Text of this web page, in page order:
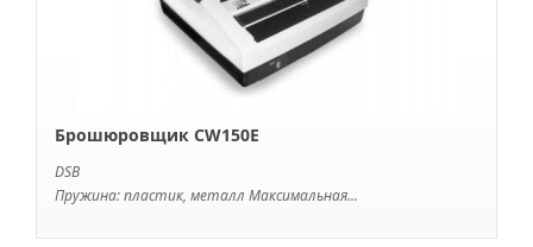
Брошюровщик CW150E
DSB
Пружина: пластик, металл Максимальная...